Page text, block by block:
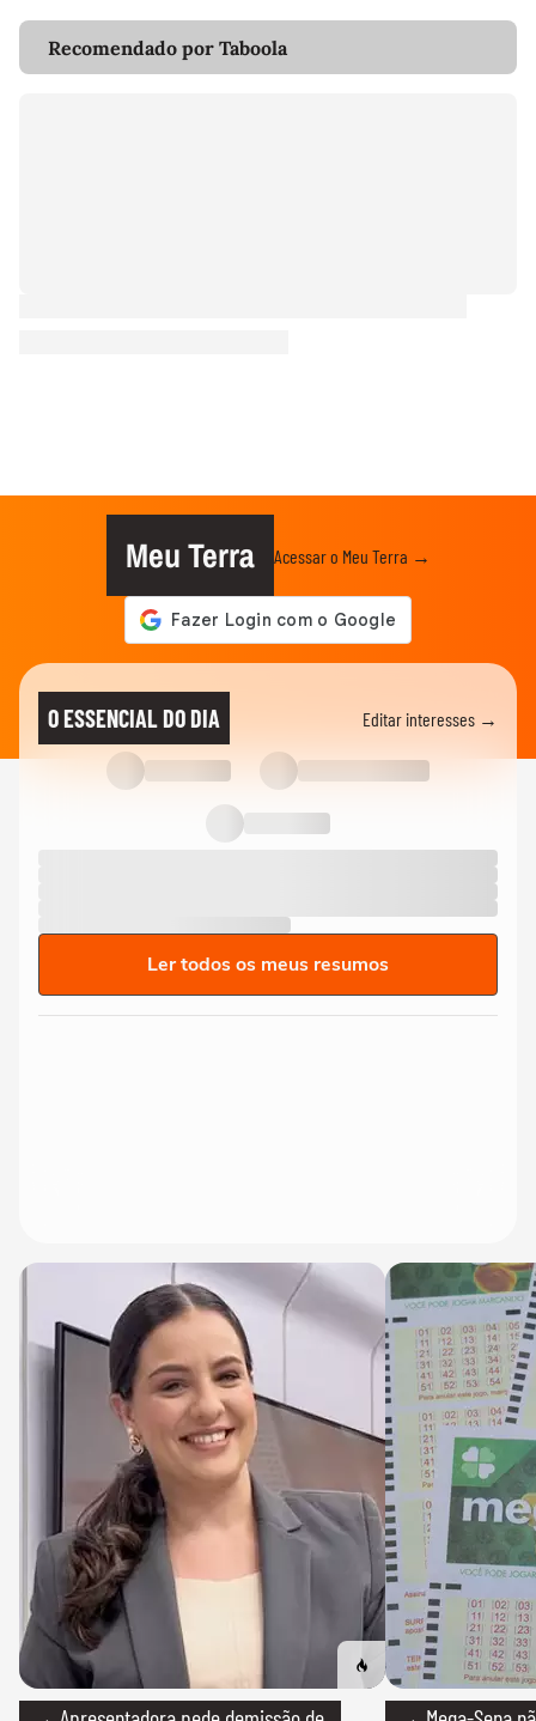
Recomendado por Taboola
Meu Terra Acessar o Meu Terra →
O ESSENCIAL DO DIA Editar interesses →
Ler todos os meus resumos